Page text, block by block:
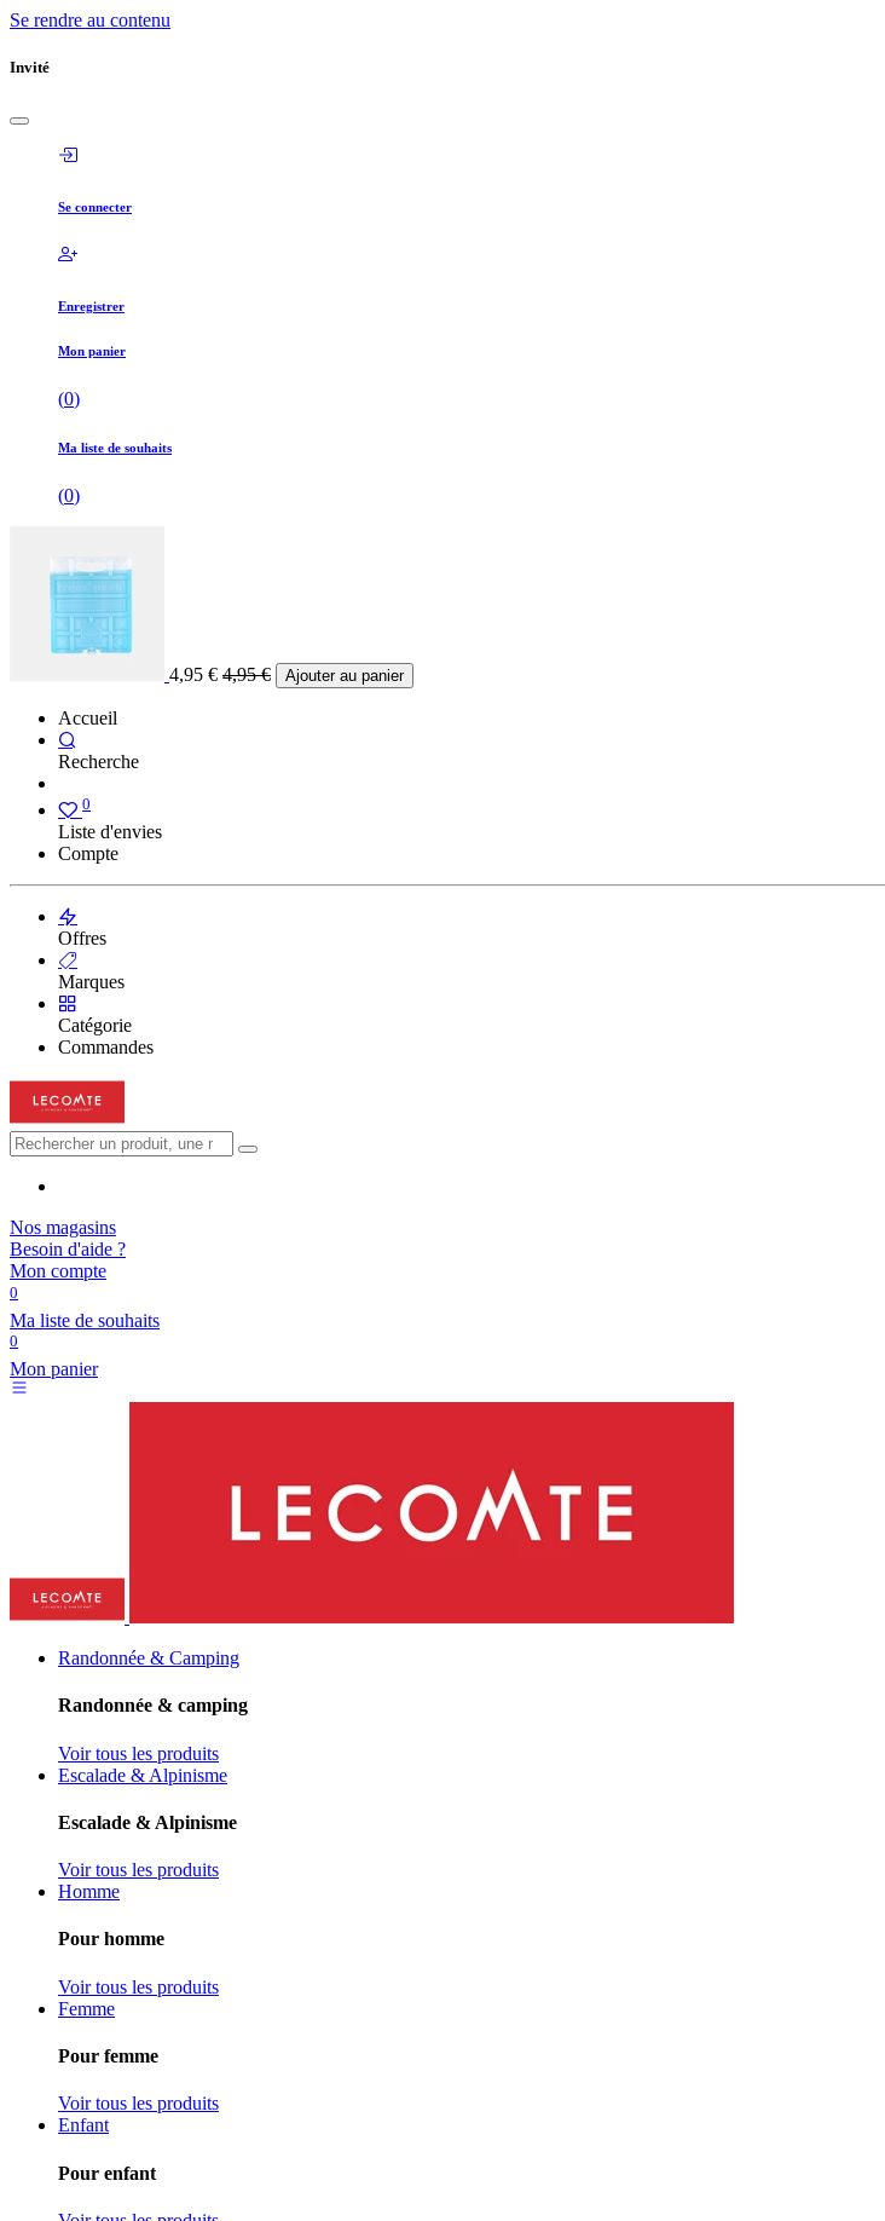
Se rendre au contenu
Invité
Se connecter
Enregistrer
Mon panier
(0)
Ma liste de souhaits
(0)
4,95 € 4,95€ Ajouter au panier
Accueil
Recherche
0
Liste d'envies
Compte
Offres
Marques
Catégorie
Commandes
Nos magasins
Besoin d'aide ?
Mon compte
0
Ma liste de souhaits
0
Mon panier
Randonnée & Camping
Randonnée & camping
Voir tous les produits
Escalade & Alpinisme
Escalade & Alpinisme
Voir tous les produits
Homme
Pour homme
Voir tous les produits
Femme
Pour femme
Voir tous les produits
Enfant
Pour enfant